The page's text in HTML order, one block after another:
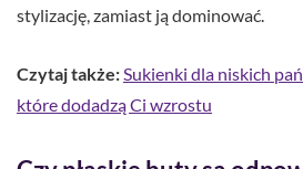
stylizację, zamiast ją dominować.
Czytaj także: Sukienki dla niskich
które dodadzą Ci wzrostu